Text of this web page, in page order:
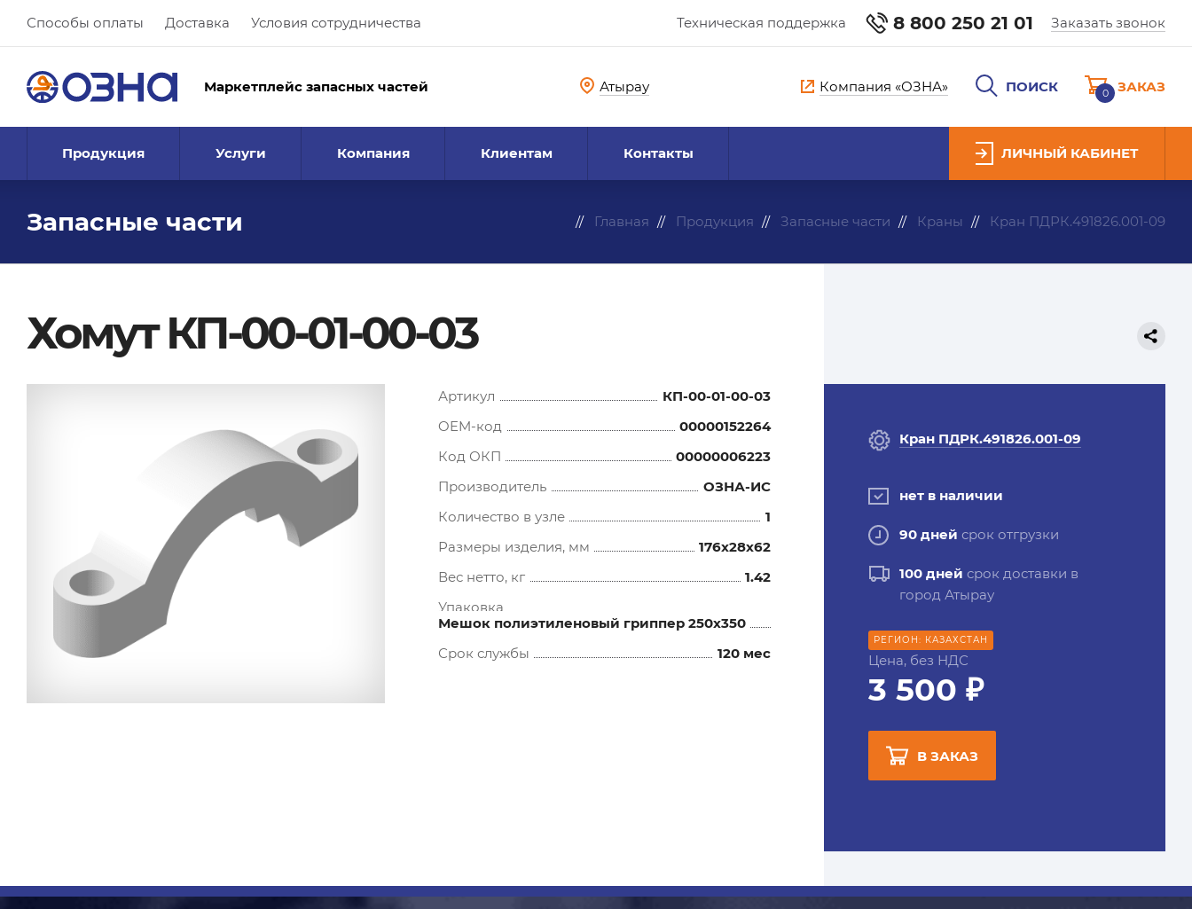
Способы оплаты Доставка Условия сотрудничества Техническая поддержка 8 800 250 21 01 Заказать звонок
Маркетплейс запасных частей Атырау Компания «ОЗНА» ПОИСК 0 ЗАКАЗ
Продукция Услуги Компания Клиентам Контакты ЛИЧНЫЙ КАБИНЕТ
Запасные части Главная Продукция Запасные части Краны Кран ПДРК.491826.001-09
Хомут КП-00-01-00-03
Артикул
КП-00-01-00-03
OEM-код
00000152264
Код ОКП
00000006223
Производитель
ОЗНА-ИС
Количество в узле
1
Размеры изделия, мм
176x28x62
Вес нетто, кг
1.42
Упаковка
Мешок полиэтиленовый гриппер 250х350
Срок службы
120 мес
Кран ПДРК.491826.001-09
нет в наличии
90 дней срок отгрузки
100 дней срок доставки в
город Атырау
РЕГИОН: КАЗАХСТАН
Цена, без НДС
3 500 ₽
В ЗАКАЗ